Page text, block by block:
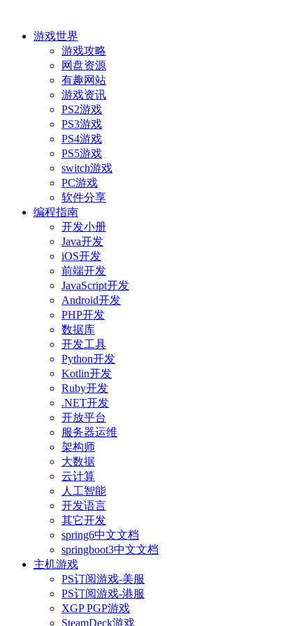
游戏世界
游戏攻略
网盘资源
有趣网站
游戏资讯
PS2游戏
PS3游戏
PS4游戏
PS5游戏
switch游戏
PC游戏
软件分享
编程指南
开发小册
Java开发
iOS开发
前端开发
JavaScript开发
Android开发
PHP开发
数据库
开发工具
Python开发
Kotlin开发
Ruby开发
.NET开发
开放平台
服务器运维
架构师
大数据
云计算
人工智能
开发语言
其它开发
spring6中文文档
springboot3中文文档
主机游戏
PS订阅游戏-美服
PS订阅游戏-港服
XGP PGP游戏
SteamDeck游戏